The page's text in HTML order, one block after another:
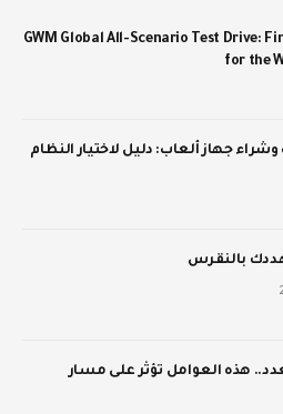
GWM Global All-Scenario Test Drive:
for the
وشراء جهاز ألعاب: دليل لاختيار النظام
بالنقرس
هذه العوامل تؤثر على مسار